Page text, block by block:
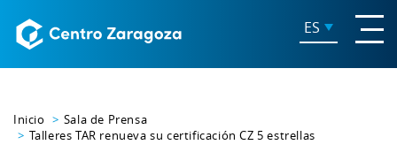
ES
Inicio
Sala de Prensa
Talleres TAR renueva su certificación CZ 5 estrellas